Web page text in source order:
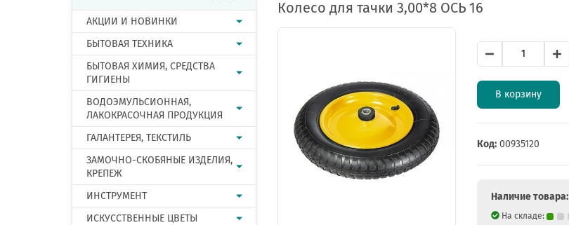
АКЦИИ И НОВИНКИ
БЫТОВАЯ ТЕХНИКА
БЫТОВАЯ ХИМИЯ, СРЕДСТВА
ГИГИЕНЫ
ВОДОЭМУЛЬСИОННАЯ,
ЛАКОКРАСОЧНАЯ ПРОДУКЦИЯ
ГАЛАНТЕРЕЯ, ТЕКСТИЛЬ
ЗАМОЧНО-СКОБЯНЫЕ ИЗДЕЛИЯ,
КРЕПЕЖ
ИНСТРУМЕНТ
ИСКУССТВЕННЫЕ ЦВЕТЫ
Колесо для тачки 3,00*8 ОСЬ 16
В корзину
Код:00935120
Наличие товара:
На складе: